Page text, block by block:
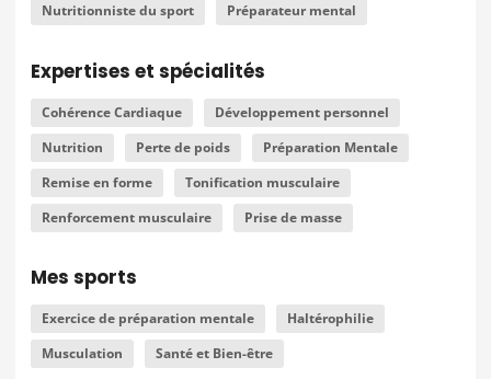
Nutritionniste du sport
Préparateur mental
Expertises et spécialités
Cohérence Cardiaque
Développement personnel
Nutrition
Perte de poids
Préparation Mentale
Remise en forme
Tonification musculaire
Renforcement musculaire
Prise de masse
Mes sports
Exercice de préparation mentale
Haltérophilie
Musculation
Santé et Bien-être